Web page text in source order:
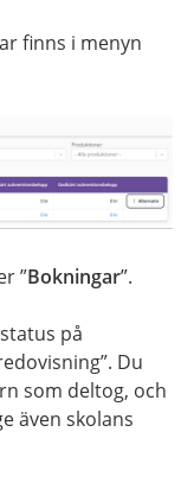
finns i menyn
”Bokningar”.
på
Du
som deltog, och
även skolans